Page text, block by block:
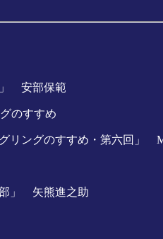
安部保範
のすすめ
グリングのすすめ・第六回」
部」 矢熊進之助